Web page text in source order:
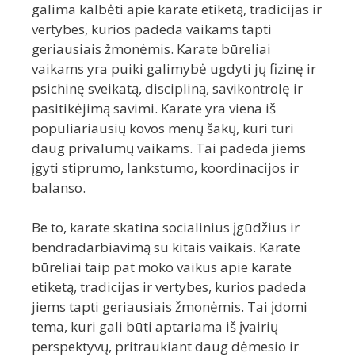
galima kalbėti apie karate etiketą, tradicijas ir
vertybes, kurios padeda vaikams tapti
geriausiais žmonėmis. Karate būreliai
vaikams yra puiki galimybė ugdyti jų fizinę ir
psichinę sveikatą, discipliną, savikontrolę ir
pasitikėjimą savimi. Karate yra viena iš
populiariausių kovos menų šakų, kuri turi
daug privalumų vaikams. Tai padeda jiems
įgyti stiprumo, lankstumo, koordinacijos ir
balanso.
Be to, karate skatina socialinius įgūdžius ir
bendradarbiavimą su kitais vaikais. Karate
būreliai taip pat moko vaikus apie karate
etiketą, tradicijas ir vertybes, kurios padeda
jiems tapti geriausiais žmonėmis. Tai įdomi
tema, kuri gali būti aptariama iš įvairių
perspektyvų, pritraukiant daug dėmesio ir